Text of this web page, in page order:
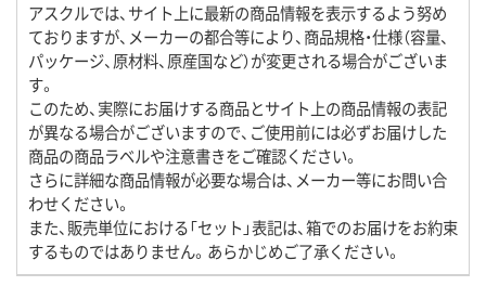
アスクルでは、サイト上に最新の商品情報を表示するよう努め
ておりますが、メーカーの都合等により、商品規格・仕様（容量、
パッケージ、原材料、原産国など）が変更される場合がございま
す。
このため、実際にお届けする商品とサイト上の商品情報の表記
が異なる場合がございますので、ご使用前には必ずお届けした
商品の商品ラベルや注意書きをご確認ください。
さらに詳細な商品情報が必要な場合は、メーカー等にお問い合
わせください。
また、販売単位における「セット」表記は、箱でのお届けをお約束
するものではありません。あらかじめご了承ください。